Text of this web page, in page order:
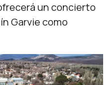
un concierto
Garvie como